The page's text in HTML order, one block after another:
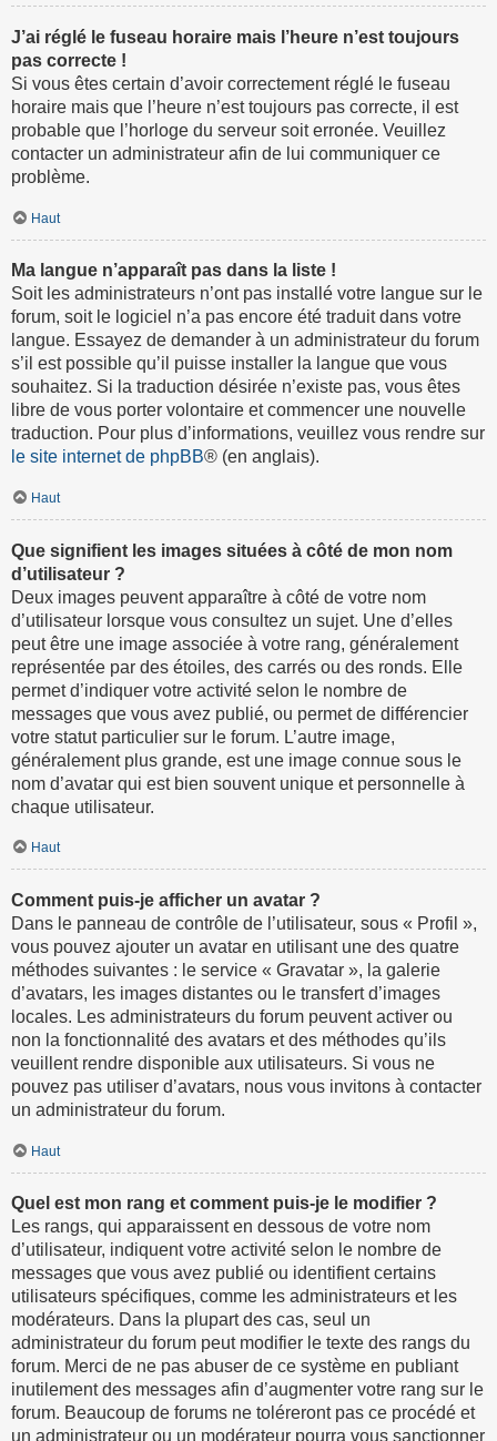
J’ai réglé le fuseau horaire mais l’heure n’est toujours
pas correcte !
Si vous êtes certain d’avoir correctement réglé le fuseau
horaire mais que l’heure n’est toujours pas correcte, il est
probable que l’horloge du serveur soit erronée. Veuillez
contacter un administrateur afin de lui communiquer ce
problème.
Haut
Ma langue n’apparaît pas dans la liste !
Soit les administrateurs n’ont pas installé votre langue sur le
forum, soit le logiciel n’a pas encore été traduit dans votre
langue. Essayez de demander à un administrateur du forum
s’il est possible qu’il puisse installer la langue que vous
souhaitez. Si la traduction désirée n’existe pas, vous êtes
libre de vous porter volontaire et commencer une nouvelle
traduction. Pour plus d’informations, veuillez vous rendre sur
le site internet de phpBB® (en anglais).
Haut
Que signifient les images situées à côté de mon nom
d’utilisateur ?
Deux images peuvent apparaître à côté de votre nom
d’utilisateur lorsque vous consultez un sujet. Une d’elles
peut être une image associée à votre rang, généralement
représentée par des étoiles, des carrés ou des ronds. Elle
permet d’indiquer votre activité selon le nombre de
messages que vous avez publié, ou permet de différencier
votre statut particulier sur le forum. L’autre image,
généralement plus grande, est une image connue sous le
nom d’avatar qui est bien souvent unique et personnelle à
chaque utilisateur.
Haut
Comment puis-je afficher un avatar ?
Dans le panneau de contrôle de l’utilisateur, sous « Profil »,
vous pouvez ajouter un avatar en utilisant une des quatre
méthodes suivantes : le service « Gravatar », la galerie
d’avatars, les images distantes ou le transfert d’images
locales. Les administrateurs du forum peuvent activer ou
non la fonctionnalité des avatars et des méthodes qu’ils
veuillent rendre disponible aux utilisateurs. Si vous ne
pouvez pas utiliser d’avatars, nous vous invitons à contacter
un administrateur du forum.
Haut
Quel est mon rang et comment puis-je le modifier ?
Les rangs, qui apparaissent en dessous de votre nom
d’utilisateur, indiquent votre activité selon le nombre de
messages que vous avez publié ou identifient certains
utilisateurs spécifiques, comme les administrateurs et les
modérateurs. Dans la plupart des cas, seul un
administrateur du forum peut modifier le texte des rangs du
forum. Merci de ne pas abuser de ce système en publiant
inutilement des messages afin d’augmenter votre rang sur le
forum. Beaucoup de forums ne toléreront pas ce procédé et
un administrateur ou un modérateur pourra vous sanctionner